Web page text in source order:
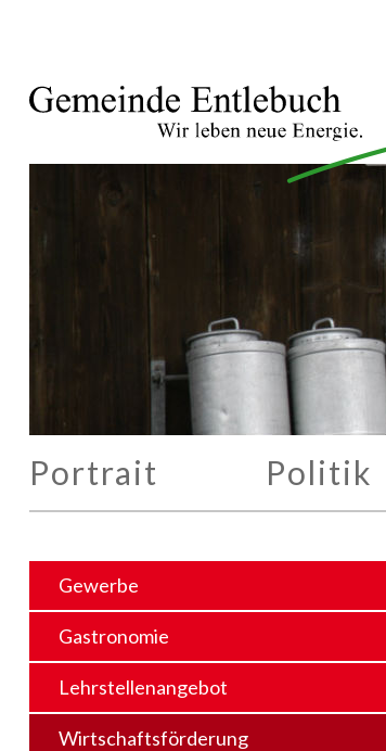
Portrait Politik
Gewerbe
Gastronomie
Lehrstellenangebot
Wirtschaftsförderung